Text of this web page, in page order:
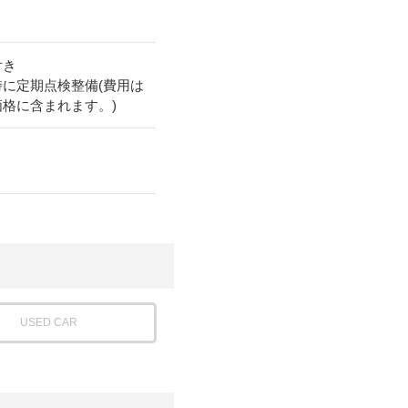
定期点検整備(費用は
に含まれます。)
USED CAR